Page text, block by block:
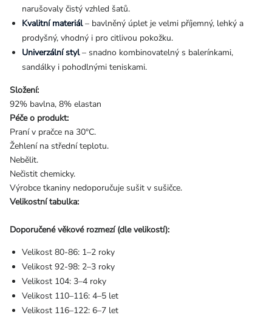
narušovaly čistý vzhled šatů.
Kvalitní materiál– bavlněný úplet je velmi příjemný, lehký a
prodyšný, vhodný i pro citlivou pokožku.
Univerzální styl– snadno kombinovatelný s balerínkami,
sandálky i pohodlnými teniskami.
Složení:
92% bavlna, 8% elastan
Péče o produkt:
Praní v pračce na 30°C.
Žehlení na střední teplotu.
Nebělit.
Nečistit chemicky.
Výrobce tkaniny nedoporučuje sušit v sušičce.
Velikostní tabulka:
Doporučené věkové rozmezí (dle velikostí):
Velikost 80-86: 1–2 roky
Velikost 92-98: 2–3 roky
Velikost 104: 3–4 roky
Velikost 110–116: 4–5 let
Velikost 116–122: 6–7 let